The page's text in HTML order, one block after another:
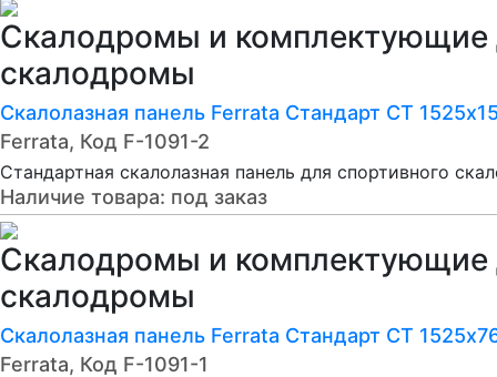
Скалодромы и
скалодромы
Скалолазная панель Ferrata Стандарт СТ
Ferrata, Код F-1091-2
Стандартная скалолазная панель для спортивного
Наличие товара: под заказ
Скалодромы и
скалодромы
Скалолазная панель Ferrata Стандарт СТ
Ferrata, Код F-1091-1